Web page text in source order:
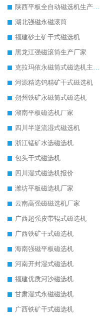
陕西平板全自动磁选机生产厂家
湖北强磁永磁滚筒
福建砂土矿干式磁选机
黑龙江强磁滚筒生产厂家
克拉玛依永磁筒式磁选机主要技术参数
河源精选钨精矿干式磁选机
朔州铁矿永磁筒式磁选机
湖南平板磁选机厂家
四川半逆流湿式磁选机
浙江锰矿水选磁选机
包头干式磁选机
四川湿式磁选机报价
潍坊平板磁选机厂家
云南高强磁磁选机厂家
广西超强皮带辊式磁选机
广西铁矿干式磁选机
海南强磁平板磁选机
河南开封湿式磁选机
福建优质河沙磁选机
甘肃湿式永磁磁选机
广西铁矿干式磁选机